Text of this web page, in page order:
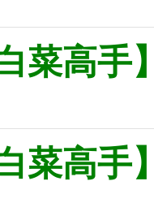
菜高手
菜高手